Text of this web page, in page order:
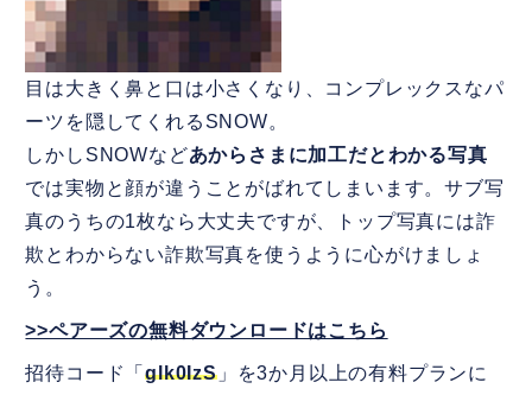
目は大きく鼻と口は小さくなり、コンプレックスなパ
ーツを隠してくれるSNOW。
しかしSNOWなどあからさまに加工だとわかる写真
では実物と顔が違うことがばれてしまいます。サブ写
真のうちの1枚なら大丈夫ですが、トップ写真には詐
欺とわからない詐欺写真を使うように心がけましょ
う。
>>ペアーズの無料ダウンロードはこちら
招待コード「glk0IzS」を3か月以上の有料プランに